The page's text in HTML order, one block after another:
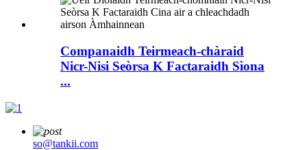
Companaidh Teirmeach-chàraid
Nicr-Nisi Seòrsa K Factaraidh Sìona
...
so@tankii.com